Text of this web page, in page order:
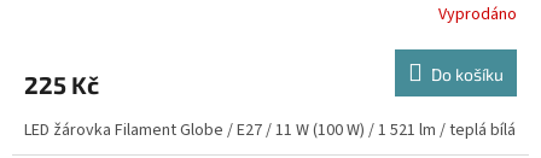
Vyprodáno
225 Kč Do košíku
LED žárovka Filament Globe / E27 / 11 W (100 W) / 1 521 lm / teplá bílá